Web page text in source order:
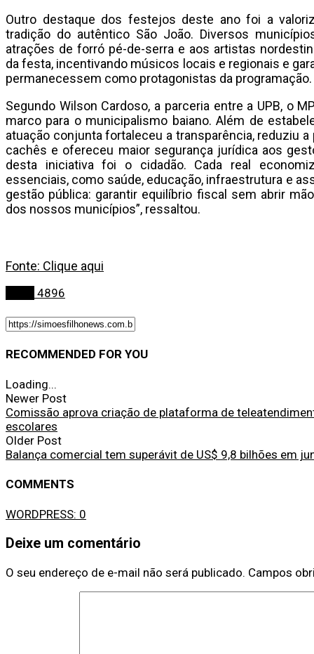
Outro destaque dos festejos deste ano foi a
tradição do autêntico São João. Diversos
atrações de forró pé-de-serra e aos artistas
da festa, incentivando músicos locais e regionais e
permanecessem como protagonistas da programação.
Segundo Wilson Cardoso, a parceria entre a UPB, o
marco para o municipalismo baiano. Além de
atuação conjunta fortaleceu a transparência, reduziu
cachês e ofereceu maior segurança jurídica aos
desta iniciativa foi o cidadão. Cada real
essenciais, como saúde, educação, infraestrutura e
gestão pública: garantir equilíbrio fiscal sem abrir
dos nossos municípios”, ressaltou.
Fonte: Clique aqui
4896
RECOMMENDED FOR YOU
Loading...
Newer Post
Comissão aprova criação de plataforma de
escolares
Older Post
Balança comercial tem superávit de US$ 9,8 bilhões em
COMMENTS
WORDPRESS: 0
Deixe um comentário
O seu endereço de e-mail não será publicado. Campos